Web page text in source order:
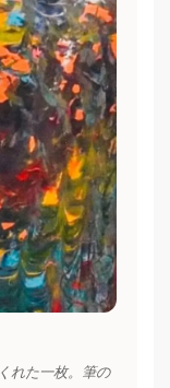
れた一枚。筆の